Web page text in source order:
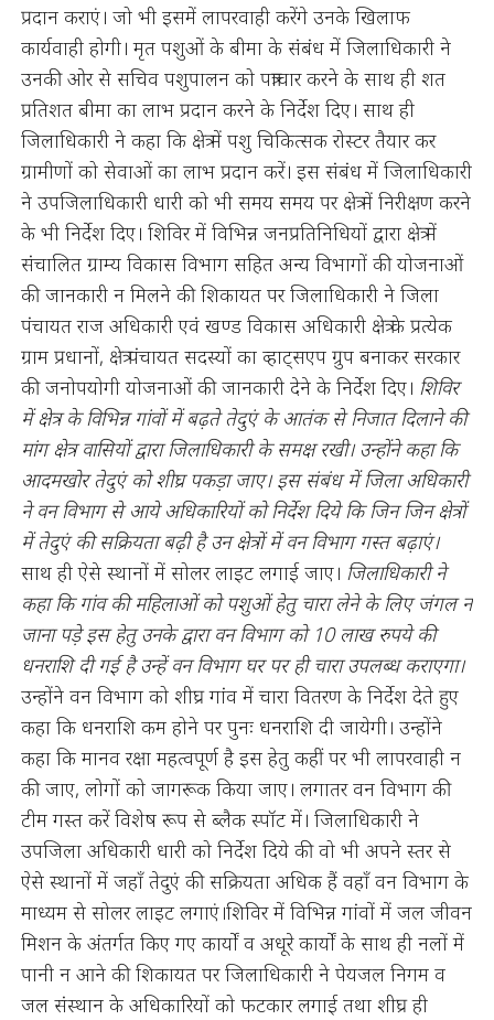
प्रदान कराएं। जो भी इसमें लापरवाही करेंगे उनके खिलाफ
कार्यवाही होगी। मृत पशुओं के बीमा के संबंध में जिलाधिकारी ने
उनकी ओर से सचिव पशुपालन को पत्राचार करने के साथ ही शत
प्रतिशत बीमा का लाभ प्रदान करने के निर्देश दिए। साथ ही
जिलाधिकारी ने कहा कि क्षेत्र में पशु चिकित्सक रोस्टर तैयार कर
ग्रामीणों को सेवाओं का लाभ प्रदान करें। इस संबंध में जिलाधिकारी
ने उपजिलाधिकारी धारी को भी समय समय पर क्षेत्र में निरीक्षण करने
के भी निर्देश दिए। शिविर में विभिन्न जनप्रतिनिधियों द्वारा क्षेत्र में
संचालित ग्राम्य विकास विभाग सहित अन्य विभागों की योजनाओं
की जानकारी न मिलने की शिकायत पर जिलाधिकारी ने जिला
पंचायत राज अधिकारी एवं खण्ड विकास अधिकारी क्षेत्र के प्रत्येक
ग्राम प्रधानों, क्षेत्र पंचायत सदस्यों का व्हाट्सएप ग्रुप बनाकर सरकार
की जनोपयोगी योजनाओं की जानकारी देने के निर्देश दिए। शिविर
में क्षेत्र के विभिन्न गांवों में बढ़ते तेदुएं के आतंक से निजात दिलाने की
मांग क्षेत्र वासियों द्वारा जिलाधिकारी के समक्ष रखी। उन्होंने कहा कि
आदमखोर तेदुएं को शीघ्र पकड़ा जाए। इस संबंध में जिला अधिकारी
ने वन विभाग से आये अधिकारियों को निर्देश दिये कि जिन जिन क्षेत्रों
में तेदुएं की सक्रियता बढ़ी है उन क्षेत्रों में वन विभाग गस्त बढ़ाएं।
साथ ही ऐसे स्थानों में सोलर लाइट लगाई जाए। जिलाधिकारी ने
कहा कि गांव की महिलाओं को पशुओं हेतु चारा लेने के लिए जंगल न
जाना पड़े इस हेतु उनके द्वारा वन विभाग को 10 लाख रुपये की
धनराशि दी गई है उन्हें वन विभाग घर पर ही चारा उपलब्ध कराएगा।
उन्होंने वन विभाग को शीघ्र गांव में चारा वितरण के निर्देश देते हुए
कहा कि धनराशि कम होने पर पुनः धनराशि दी जायेगी। उन्होंने
कहा कि मानव रक्षा महत्वपूर्ण है इस हेतु कहीं पर भी लापरवाही न
की जाए, लोगों को जागरूक किया जाए। लगातर वन विभाग की
टीम गस्त करें विशेष रूप से ब्लैक स्पॉट में। जिलाधिकारी ने
उपजिला अधिकारी धारी को निर्देश दिये की वो भी अपने स्तर से
ऐसे स्थानों में जहॉं तेदुएं की सक्रियता अधिक हैं वहॉं वन विभाग के
माध्यम से सोलर लाइट लगाएं।शिविर में विभिन्न गांवों में जल जीवन
मिशन के अंतर्गत किए गए कार्यों व अधूरे कार्यों के साथ ही नलों में
पानी न आने की शिकायत पर जिलाधिकारी ने पेयजल निगम व
जल संस्थान के अधिकारियों को फटकार लगाई तथा शीघ्र ही